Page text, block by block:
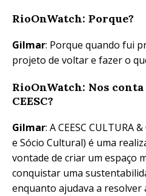
RioOnWatch: Porque?
Gilmar: Porque quando fui
projeto de voltar e fazer o
RioOnWatch: Nos
CEESC?
Gilmar: A CEESC CULTURA
e Sócio Cultural) é uma
vontade de criar um espaço
conquistar uma
enquanto ajudava a resolver